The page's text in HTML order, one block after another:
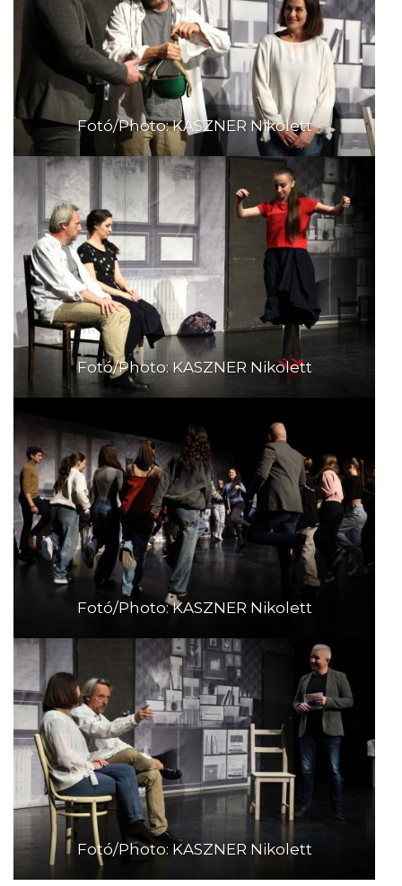
Fotó/Photo: KASZNER Nikolett
Fotó/Photo: KASZNER Nikolett
Fotó/Photo: KASZNER Nikolett
Fotó/Photo: KASZNER Nikolett